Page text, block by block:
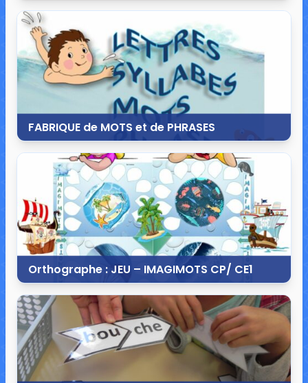
20 août 2016
13 commentaires
73 074 vues
FABRIQUE de MOTS et de PHRASES
7 août 2015
9 commentaires
45 140 vues
Orthographe : JEU – IMAGIMOTS CP/ CE1
5 juillet 2015
3 commentaires
19 559 vues